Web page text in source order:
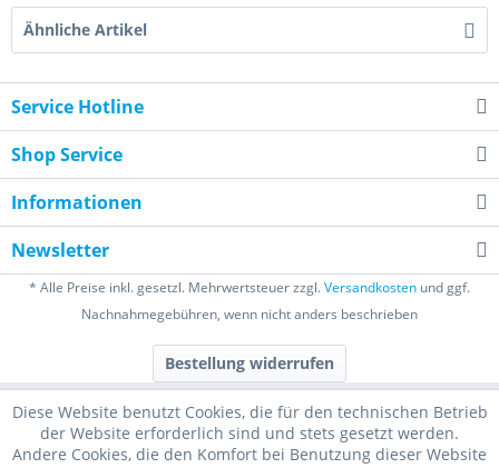
Ähnliche Artikel
Service Hotline
Shop Service
Informationen
Newsletter
* Alle Preise inkl. gesetzl. Mehrwertsteuer zzgl.Versandkosten und ggf.
Nachnahmegebühren, wenn nicht anders beschrieben
Bestellung widerrufen
Diese Website benutzt Cookies, die für den technischen Betrieb
der Website erforderlich sind und stets gesetzt werden.
Andere Cookies, die den Komfort bei Benutzung dieser Website